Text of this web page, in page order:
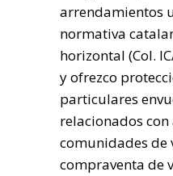
arrendamientos
normativa
horizontal (Col.
y ofrezco
particulares
relacionados
comunidades de
compraventa de